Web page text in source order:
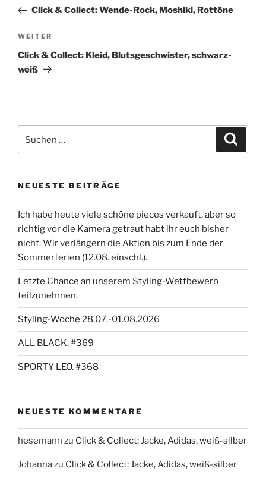
Beitrag
Click & Collect: Wende-Rock, Moshiki, Rottöne
Nächster
Beitrag
WEITER
Click & Collect: Kleid, Blutsgeschwister, schwarz-
weiß
nach:
NEUESTE BEITRÄGE
Ich habe heute viele schöne pieces verkauft, aber so
richtig vor die Kamera getraut habt ihr euch bisher
nicht. Wir verlängern die Aktion bis zum Ende der
Sommerferien (12.08. einschl.).
Letzte Chance an unserem Styling-Wettbewerb
teilzunehmen.
Styling-Woche 28.07.-01.08.2026
ALL BLACK. #369
SPORTY LEO. #368
NEUESTE KOMMENTARE
hesemann zu Click & Collect: Jacke, Adidas, weiß-silber
Johannazu Click & Collect: Jacke, Adidas, weiß-silber